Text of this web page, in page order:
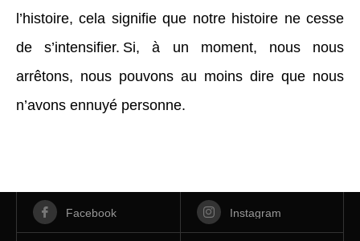
l’histoire, cela signifie que notre histoire ne cesse
de s’intensifier. Si, à un moment, nous nous
arrêtons, nous pouvons au moins dire que nous
n’avons ennuyé personne.
Facebook Instagram